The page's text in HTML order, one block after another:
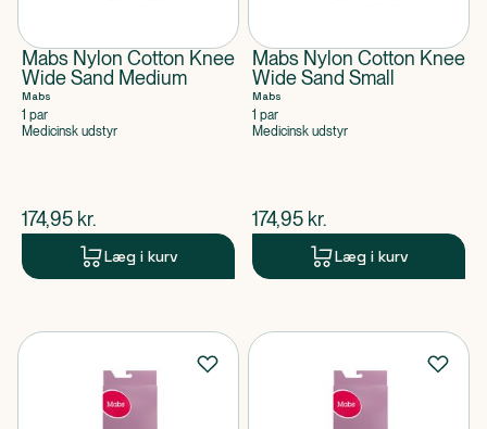
Mabs Nylon Cotton Knee
Wide Sand Medium
Mabs
1 par
Medicinsk udstyr
$nuværende pris
174,95 kr.
Læg i kurv
Mabs Nylon Cotton Knee
Wide Sand Small
Mabs
1 par
Medicinsk udstyr
$nuværende pris
174,95 kr.
Læg i kurv